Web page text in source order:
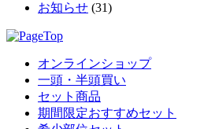
お知らせ (31)
オンラインショップ
一頭・半頭買い
セット商品
期間限定おすすめセット